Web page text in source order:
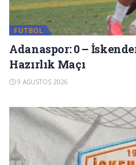
FUTBOL
Adanaspor: 0 –
Hazırlık Maçı
9 AĞUSTOS 2026